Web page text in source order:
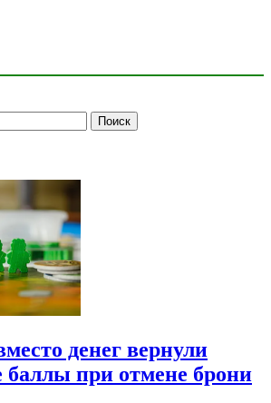
денег вернули
баллы при отмене брони